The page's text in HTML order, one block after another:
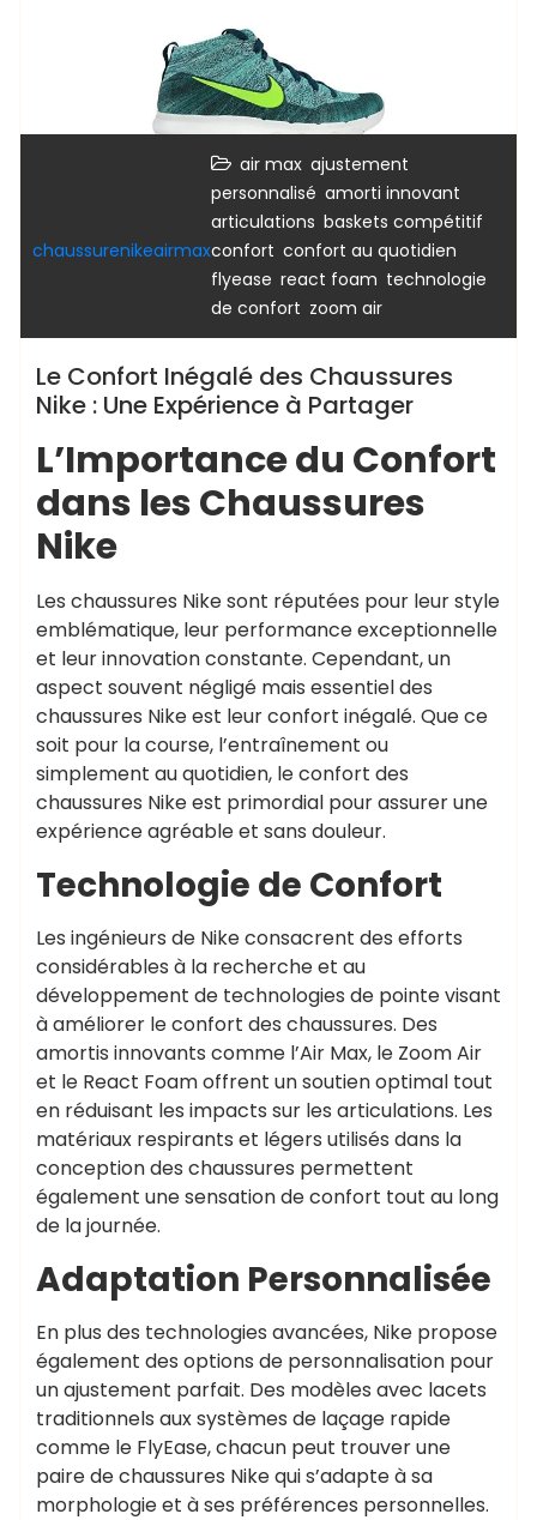
chaussurenikeairmax
air max ajustement
personnalisé amorti innovant
articulations baskets compétitif
confort confort au quotidien
flyease react foam technologie
de confort zoom air
Le Confort Inégalé des Chaussures
Nike : Une Expérience à Partager
L’Importance du Confort
dans les Chaussures
Nike
Les chaussures Nike sont réputées pour leur style
emblématique, leur performance exceptionnelle
et leur innovation constante. Cependant, un
aspect souvent négligé mais essentiel des
chaussures Nike est leur confort inégalé. Que ce
soit pour la course, l’entraînement ou
simplement au quotidien, le confort des
chaussures Nike est primordial pour assurer une
expérience agréable et sans douleur.
Technologie de Confort
Les ingénieurs de Nike consacrent des efforts
considérables à la recherche et au
développement de technologies de pointe visant
à améliorer le confort des chaussures. Des
amortis innovants comme l’Air Max, le Zoom Air
et le React Foam offrent un soutien optimal tout
en réduisant les impacts sur les articulations. Les
matériaux respirants et légers utilisés dans la
conception des chaussures permettent
également une sensation de confort tout au long
de la journée.
Adaptation Personnalisée
En plus des technologies avancées, Nike propose
également des options de personnalisation pour
un ajustement parfait. Des modèles avec lacets
traditionnels aux systèmes de laçage rapide
comme le FlyEase, chacun peut trouver une
paire de chaussures Nike qui s’adapte à sa
morphologie et à ses préférences personnelles.